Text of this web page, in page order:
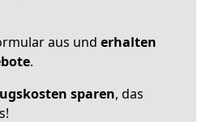
aus und erhalten
.
sparen, das